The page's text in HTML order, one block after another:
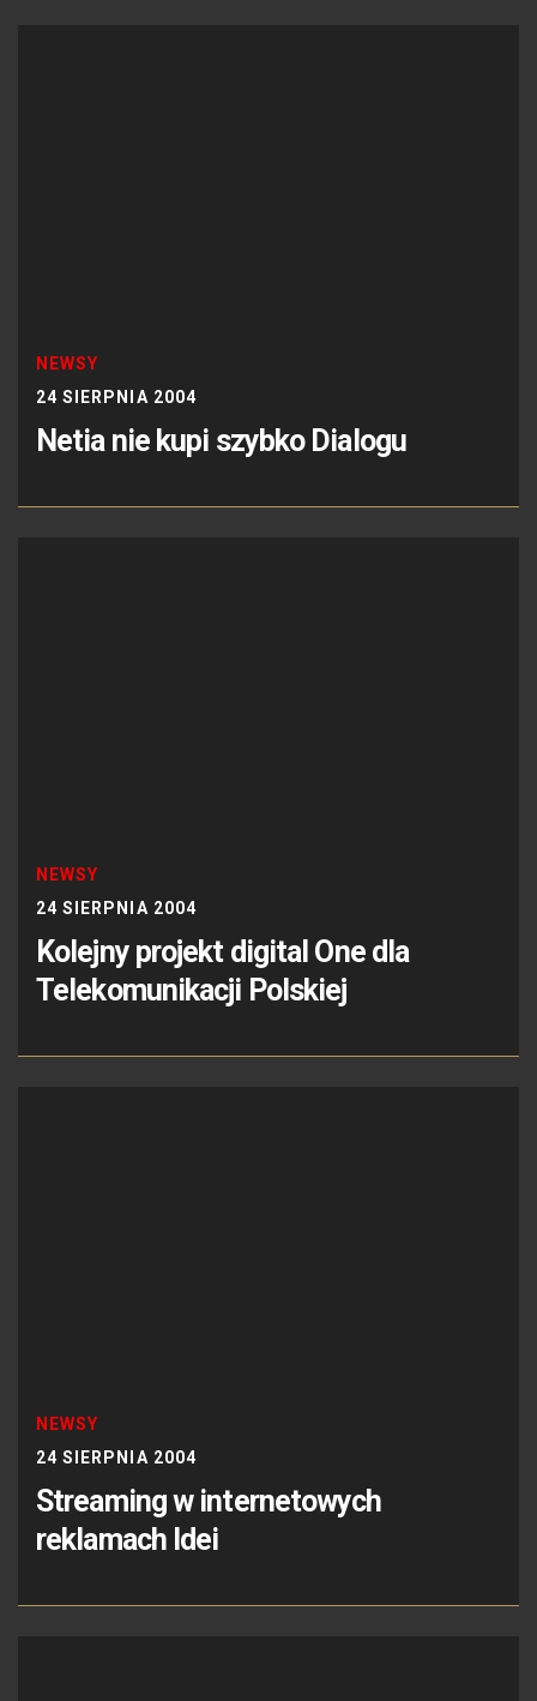
NEWSY
24 SIERPNIA 2004
Netia nie kupi szybko Dialogu
NEWSY
24 SIERPNIA 2004
Kolejny projekt digital One dla
Telekomunikacji Polskiej
NEWSY
24 SIERPNIA 2004
Streaming w internetowych
reklamach Idei